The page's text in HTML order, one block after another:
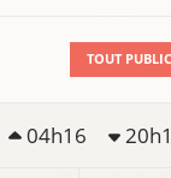
TOUT PUBLIC
04h16